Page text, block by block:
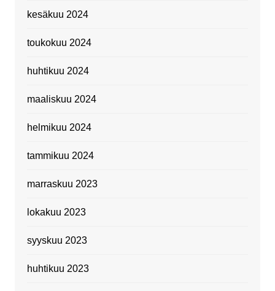
kesäkuu 2024
toukokuu 2024
huhtikuu 2024
maaliskuu 2024
helmikuu 2024
tammikuu 2024
marraskuu 2023
lokakuu 2023
syyskuu 2023
huhtikuu 2023